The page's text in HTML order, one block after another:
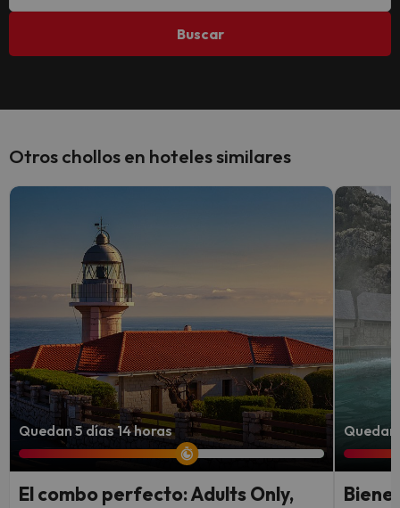
Buscar
Otros chollos en hoteles similares
Quedan 5 días 14 horas
El combo perfecto: Adults Only,
Quedan